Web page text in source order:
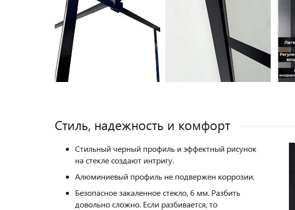
Стиль, надежность и комфорт
Стильный черный профиль и эффектный рисунок
на стекле создают интригу.
Алюминиевый профиль не подвержен коррозии.
Безопасное закаленное стекло, 6 мм. Разбить
довольно сложно. Если разбивается, то